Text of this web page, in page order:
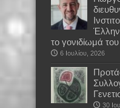
το γονιδίωμά του
6 Ιουλίου, 2026
30